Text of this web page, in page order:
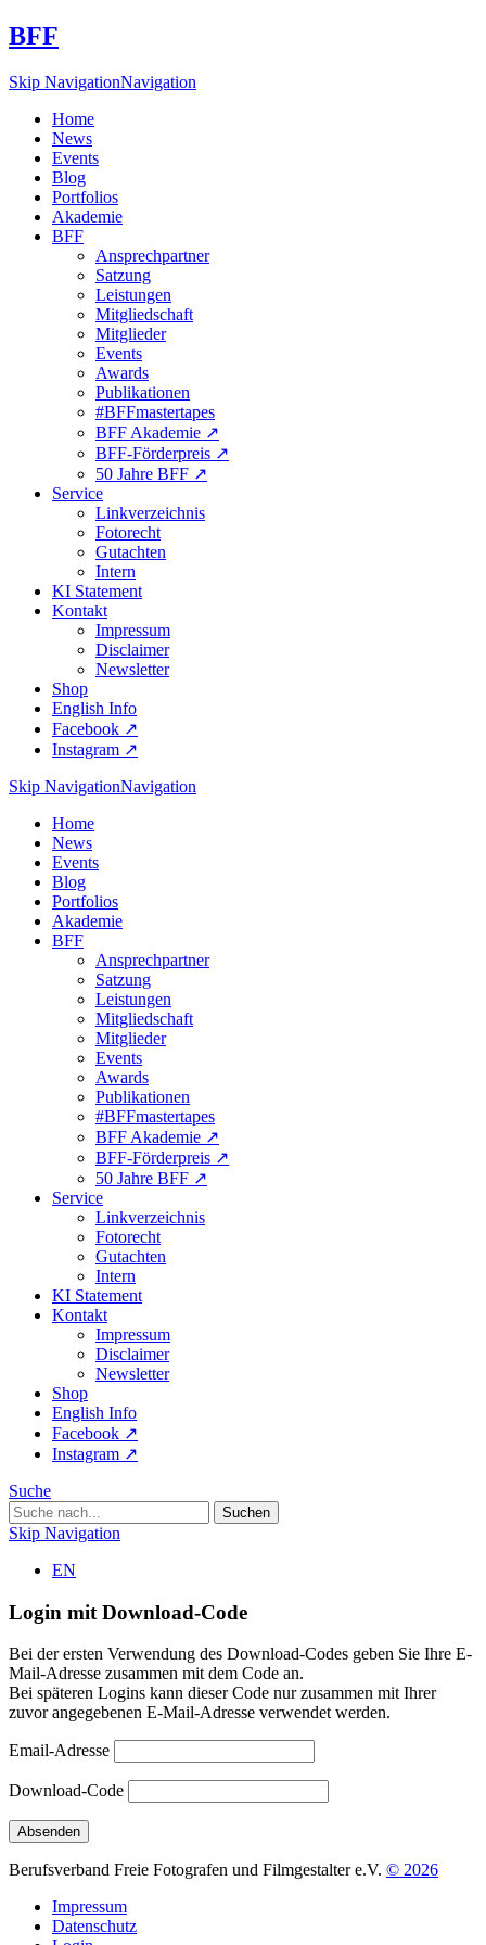
BFF
Skip NavigationNavigation
Home
News
Events
Blog
Portfolios
Akademie
BFF
Ansprechpartner
Satzung
Leistungen
Mitgliedschaft
Mitglieder
Events
Awards
Publikationen
#BFFmastertapes
BFF Akademie ↗︎
BFF-Förderpreis ↗︎
50 Jahre BFF ↗︎
Service
Linkverzeichnis
Fotorecht
Gutachten
Intern
KI Statement
Kontakt
Impressum
Disclaimer
Newsletter
Shop
English Info
Facebook ↗︎
Instagram ↗︎
Skip NavigationNavigation
Home
News
Events
Blog
Portfolios
Akademie
BFF
Ansprechpartner
Satzung
Leistungen
Mitgliedschaft
Mitglieder
Events
Awards
Publikationen
#BFFmastertapes
BFF Akademie ↗︎
BFF-Förderpreis ↗︎
50 Jahre BFF ↗︎
Service
Linkverzeichnis
Fotorecht
Gutachten
Intern
KI Statement
Kontakt
Impressum
Disclaimer
Newsletter
Shop
English Info
Facebook ↗︎
Instagram ↗︎
Suche
Skip Navigation
EN
Login mit Download-Code
Bei der ersten Verwendung des Download-Codes geben Sie Ihre E-
Mail-Adresse zusammen mit dem Code an.
Bei späteren Logins kann dieser Code nur zusammen mit Ihrer
zuvor angegebenen E-Mail-Adresse verwendet werden.
Email-Adresse
Download-Code
Berufsverband Freie Fotografen und Filmgestalter e.V. © 2026
Impressum
Datenschutz